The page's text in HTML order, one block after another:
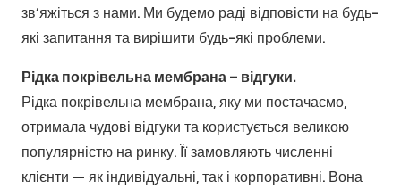
зв’яжіться з нами. Ми будемо раді відповісти на будь-
які запитання та вирішити будь-які проблеми.
Рідка покрівельна мембрана – відгуки.
Рідка покрівельна мембрана, яку ми постачаємо,
отримала чудові відгуки та користується великою
популярністю на ринку. Її замовляють численні
клієнти — як індивідуальні, так і корпоративні. Вона